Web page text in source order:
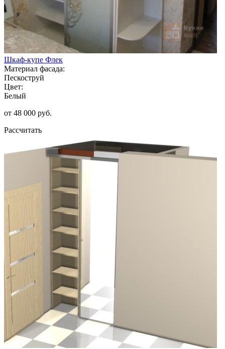
Шкаф-купе Флек
Материал фасада:
Пескоструй
Цвет:
Белый
от 48 000 руб.
Рассчитать